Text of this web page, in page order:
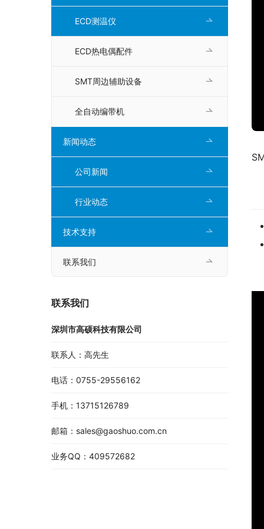
ECD测温仪
ECD热电偶配件
SMT周边辅助设备
全自动编带机
新闻动态
公司新闻
行业动态
技术支持
联系我们
联系我们
深圳市高硕科技有限公司
联系人：高先生
电话：0755-29556162
手机：13715126789
邮箱：sales@gaoshuo.com.cn
业务QQ：409572682